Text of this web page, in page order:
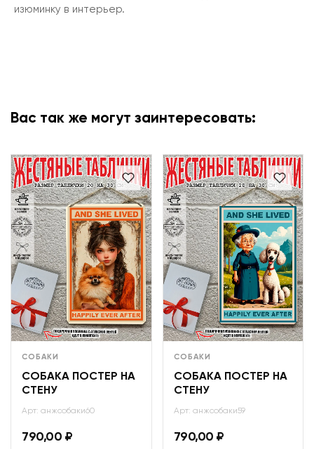
изюминку в интерьер.
Вас так же могут заинтересовать:
СОБАКИ
СОБАКА ПОСТЕР НА
СТЕНУ
Арт: анжсобаки60
790,00 ₽
СОБАКИ
СОБАКА ПОСТЕР НА
СТЕНУ
Арт: анжсобаки59
790,00 ₽